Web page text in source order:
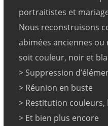
portraitistes et
Nous reconstruisons
abimées anciennes
soit couleur, noir et
> Suppression
> Réunion en buste
> Restitution
> Et bien plus encore